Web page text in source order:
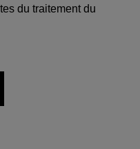
du traitement du